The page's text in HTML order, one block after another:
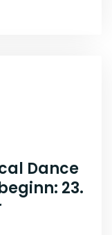
Dance
23.